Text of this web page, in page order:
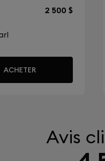
rapport à
2 500 $
ACHETER
Avis